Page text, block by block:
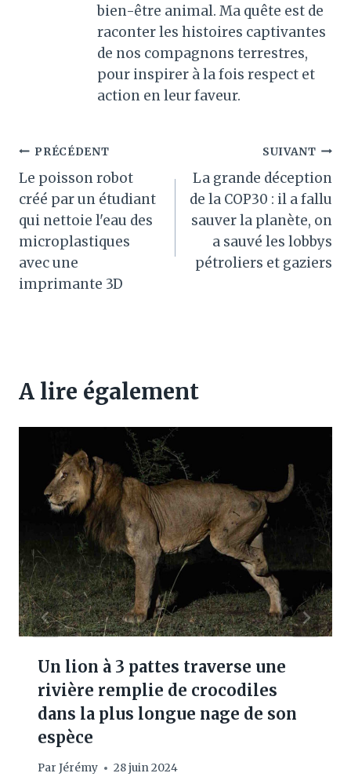
bien-être animal. Ma quête est de
raconter les histoires captivantes
de nos compagnons terrestres,
pour inspirer à la fois respect et
action en leur faveur.
Navigation
de
l’article
PRÉCÉDENT
Le poisson robot
créé par un étudiant
qui nettoie l'eau des
microplastiques
avec une
imprimante 3D
SUIVANT
La grande déception
de la COP30 : il a fallu
sauver la planète, on
a sauvé les lobbys
pétroliers et gaziers
A lire également
Un lion à 3 pattes traverse une
rivière remplie de crocodiles
dans la plus longue nage de son
espèce
Par Jérémy 28 juin 2024